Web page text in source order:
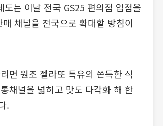
는 이날 전국 GS25 편의점 입점을
채널을 전국으로 확대할 방침이
면 원조 젤라또 특유의 쫀득한 식
채널을 넓히고 맛도 다각화 해 한
.